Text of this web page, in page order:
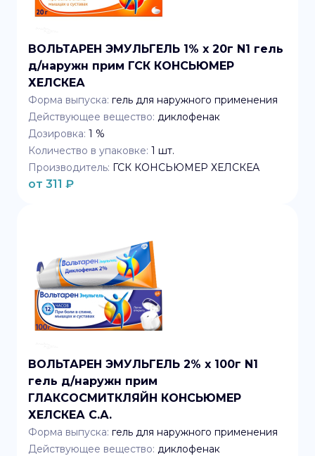
ВОЛЬТАРЕН ЭМУЛЬГЕЛЬ 1% x 20г N1 гель
д/наружн прим ГСК КОНСЬЮМЕР
ХЕЛСКЕА
Форма выпуска: гель для наружного применения
Действующее вещество: диклофенак
Дозировка: 1 %
Количество в упаковке: 1 шт.
Производитель: ГСК КОНСЬЮМЕР ХЕЛСКЕА
от 311 ₽
ВОЛЬТАРЕН ЭМУЛЬГЕЛЬ 2% x 100г N1
гель д/наружн прим
ГЛАКСОСМИТКЛЯЙН КОНСЬЮМЕР
ХЕЛСКЕА С.А.
Форма выпуска: гель для наружного применения
Действующее вещество: диклофенак